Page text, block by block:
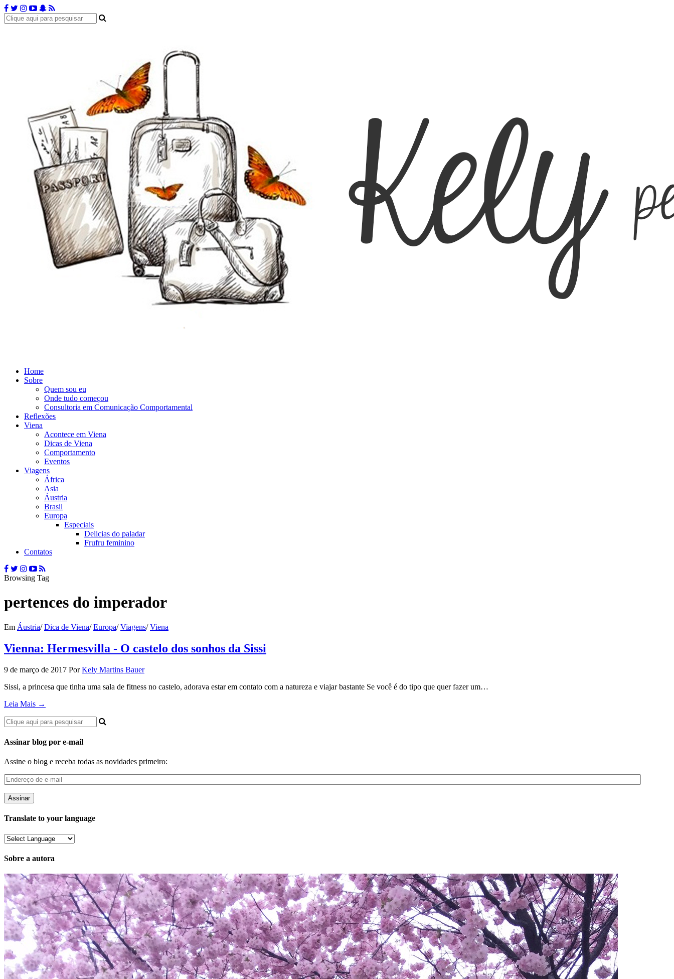
Home
Sobre
Quem sou eu
Onde tudo começou
Consultoria em Comunicação Comportamental
Reflexões
Viena
Acontece em Viena
Dicas de Viena
Comportamento
Eventos
Viagens
África
Asia
Áustria
Brasil
Europa
Especiais
Delicias do paladar
Frufru feminino
Contatos
Browsing Tag
pertences do imperador
Em Áustria/ Dica de Viena/ Europa/ Viagens/ Viena
Vienna: Hermesvilla - O castelo dos sonhos da Sissi
9 de março de 2017 Por Kely Martins Bauer
Sissi, a princesa que tinha uma sala de fitness no castelo, adorava estar em contato com a natureza e viajar bastante Se você é do tipo que quer fazer um…
Leia Mais →
Assinar blog por e-mail
Assine o blog e receba todas as novidades primeiro:
Endereço
de
e-
mail
Translate to your language
Sobre a autora